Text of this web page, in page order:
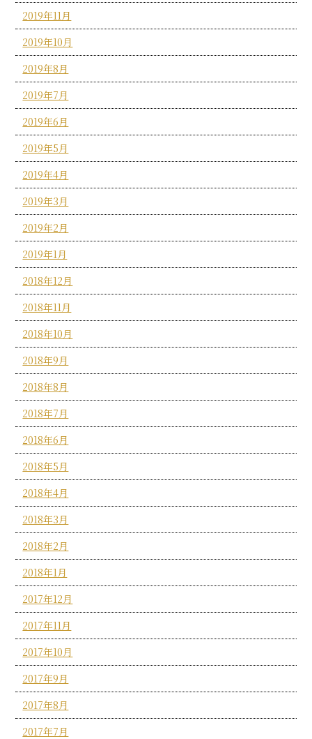
2019年11月
2019年10月
2019年8月
2019年7月
2019年6月
2019年5月
2019年4月
2019年3月
2019年2月
2019年1月
2018年12月
2018年11月
2018年10月
2018年9月
2018年8月
2018年7月
2018年6月
2018年5月
2018年4月
2018年3月
2018年2月
2018年1月
2017年12月
2017年11月
2017年10月
2017年9月
2017年8月
2017年7月